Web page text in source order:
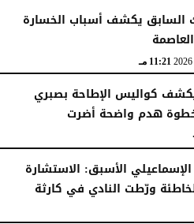
السابق يكشف أسباب الخسارة
11:21 مـ
كواليس الإطاحة بصبري
خطوة هدم واضحة أضرت
الأسبق: الاستشارة
ورّطت النادي في كارثة